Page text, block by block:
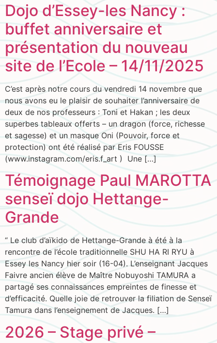
Dojo d’Essey-les Nancy :
buffet anniversaire et
présentation du nouveau
site de l’Ecole – 14/11/2025
C’est après notre cours du vendredi 14 novembre que
nous avons eu le plaisir de souhaiter l’anniversaire de
deux de nos professeurs : Toni et Hakan ; les deux
superbes tableaux offerts – un dragon (force, richesse
et sagesse) et un masque Oni (Pouvoir, force et
protection) ont été réalisé par Eris FOUSSE
(www.instagram.com/eris.f_art ) Une […]
Témoignage Paul MAROTTA
senseï dojo Hettange-
Grande
“ Le club d’aïkido de Hettange-Grande à été à la
rencontre de l’école traditionnelle SHU HA RI RYU à
Essey les Nancy hier soir (16-04). L’enseignant Jacques
Faivre ancien élève de Maître Nobuyoshi TAMURA a
partagé ses connaissances empreintes de finesse et
d’efficacité. Quelle joie de retrouver la filiation de Senseï
Tamura dans l’enseignement de Jacques. […]
2026 – Stage privé –